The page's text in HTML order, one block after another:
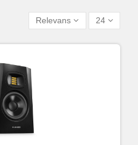
Relevans 24